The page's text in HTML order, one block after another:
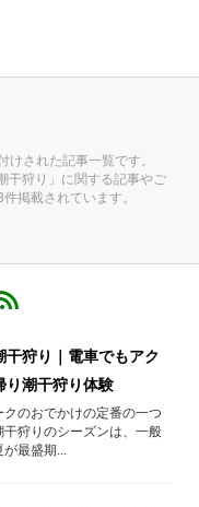
けされた記事一覧です。
干狩り」に関する記事やご
掲載されています。
干狩り｜電車でもアク
り潮干狩り体験
クのおでかけの定番の一つ
干狩りのシーズンは、一般
最盛期...